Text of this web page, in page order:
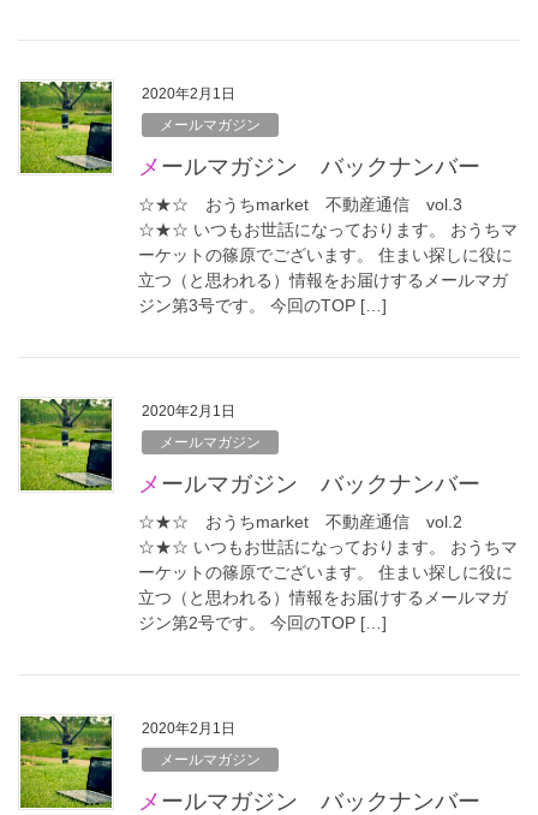
2020年2月1日
メールマガジン
メールマガジン バックナンバー
☆★☆ おうちmarket 不動産通信 vol.3
☆★☆ いつもお世話になっております。 おうちマ
ーケットの篠原でございます。 住まい探しに役に
立つ（と思われる）情報をお届けするメールマガ
ジン第3号です。 今回のTOP […]
2020年2月1日
メールマガジン
メールマガジン バックナンバー
☆★☆ おうちmarket 不動産通信 vol.2
☆★☆ いつもお世話になっております。 おうちマ
ーケットの篠原でございます。 住まい探しに役に
立つ（と思われる）情報をお届けするメールマガ
ジン第2号です。 今回のTOP […]
2020年2月1日
メールマガジン
メールマガジン バックナンバー